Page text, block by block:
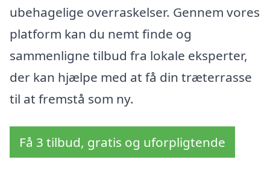
ubehagelige overraskelser. Gennem vores
platform kan du nemt finde og
sammenligne tilbud fra lokale eksperter,
der kan hjælpe med at få din træterrasse
til at fremstå som ny.
Få 3 tilbud, gratis og uforpligtende